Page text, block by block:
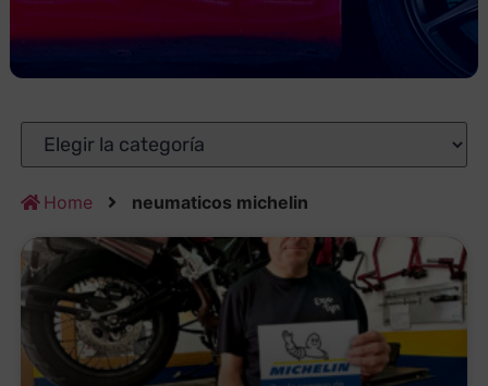
Home neumaticos michelin